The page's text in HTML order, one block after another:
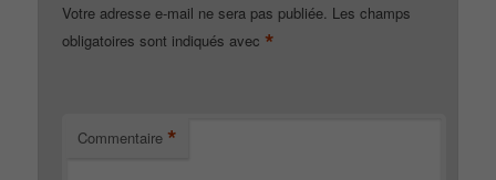
Votre adresse e-mail ne sera pas publiée. Les champs
obligatoires sont indiqués avec *
Commentaire *